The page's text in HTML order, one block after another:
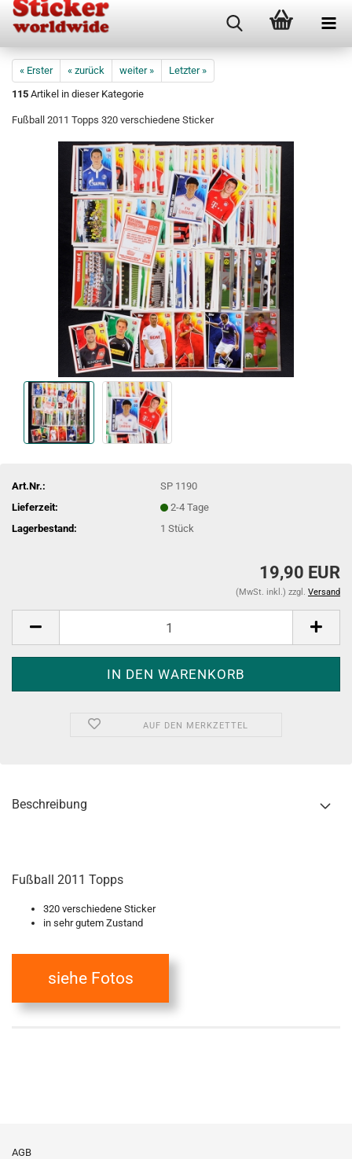
« Erster « zurück weiter »
Letzter »
115 Artikel in dieser Kategorie
Fußball 2011 Topps 320 verschiedene Sticker
Art.Nr.:
SP 1190
Lieferzeit:
2-4 Tage
Lagerbestand:
1Stück
19,90 EUR
(MwSt. inkl.) zzgl. Versand
AUF DEN MERKZETTEL
Beschreibung
Fußball 2011 Topps
320 verschiedene Sticker
in sehr gutem Zustand
siehe Fotos
AGB